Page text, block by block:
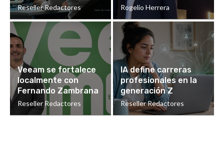
Reseller Redactores Rogelio Herrera
Veeam se fortalece
localmente con
Fernando Zambrana
Reseller Redactores
IA define carreras
profesionales en la
generación Z
Reseller Redactores